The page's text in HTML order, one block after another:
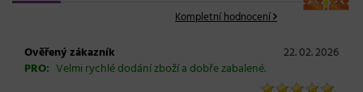
Kompletní hodnocení
Ověřený zákazník
22. 02. 2026
PRO: Velmi rychlé dodání zboží a dobře zabalené.